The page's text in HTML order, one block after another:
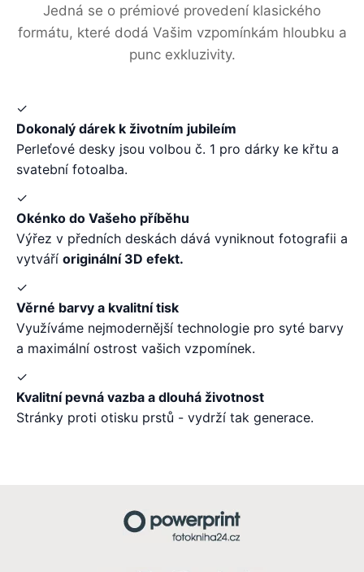
Jedná se o prémiové provedení klasického
formátu, které dodá Vašim vzpomínkám hloubku a
punc exkluzivity.
✓
Dokonalý dárek k životním jubileím
Perleťové desky jsou volbou č. 1 pro dárky ke křtu a
svatební fotoalba.
✓
Okénko do Vašeho příběhu
Výřez v předních deskách dává vyniknout fotografii a
vytváří originální 3D efekt.
✓
Věrné barvy a kvalitní tisk
Využíváme nejmodernější technologie pro syté barvy
a maximální ostrost vašich vzpomínek.
✓
Kvalitní pevná vazba a dlouhá životnost
Stránky proti otisku prstů - vydrží tak generace.